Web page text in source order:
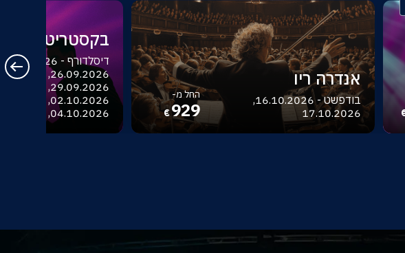
אנדרה ריו
בודפשט - 16.10.2026,
17.10.2026
החל מ-
929
€
בקסטריט בויז
04.10.2026, 06.10.2026